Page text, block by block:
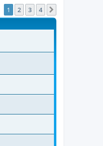
1 2 3 4